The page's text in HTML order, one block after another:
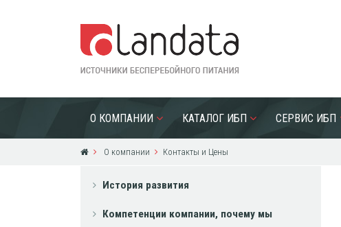
О КОМПАНИИ КАТАЛОГ ИБП СЕРВИС ИБП
О компании Контакты и Цены
История развития
Компетенции компании, почему мы